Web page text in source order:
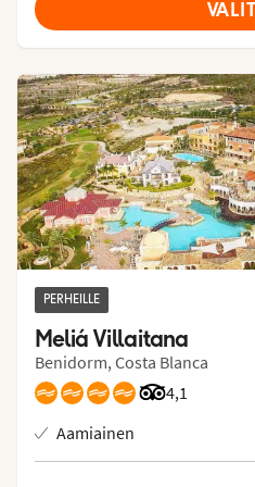
PERHEILLE
Meliá Villaitana
Benidorm, Costa Blanca
4,1
Arvostelut
Aamiainen